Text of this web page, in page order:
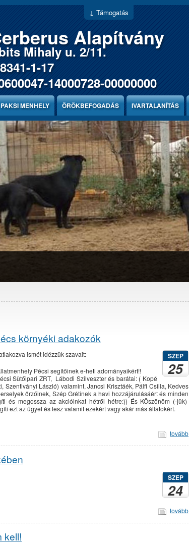
↓ Támogatás
Alapítvány
Mihaly u. 2/11.
1-17
14000728-00000000
PAKSI MENHELY ÖRÖKBEFOGADÁS IVARTALANÍTÁS
környéki adakozók
SZEP
25
ismét idézzük szavait:
Pécsi segítőinek e-heti adományaikért!!
Sütőipari ZRT, Lábodi Szilveszter és barátai: ( Kopé
Szentiványi László) valamint, Jancsi Krisztáék, Pálfi Csilla, Kedves
őrzőinek, Szép Grétinek a havi hozzájárulásáért és minden
és megossza az akcióinkat hétről hétre:)) És KÖszönöm (-jük)
ezt az ügyet és tesz valamit ezekért vagy akár más állatokért.
tovább
SZEP
24
tovább
kell!